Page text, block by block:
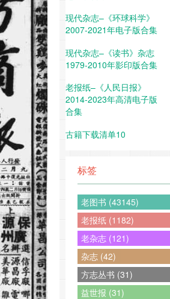
现代杂志–《环球科学》
2007-2021年电子版合集
现代杂志–《读书》杂志
1979-2010年影印版合集
老报纸–《人民日报》
2014-2023年高清电子版
合集
古籍下载清单10
标签
老图书 (43145)
老报纸 (1182)
老杂志 (121)
杂志 (42)
方志丛书 (31)
益世报 (31)